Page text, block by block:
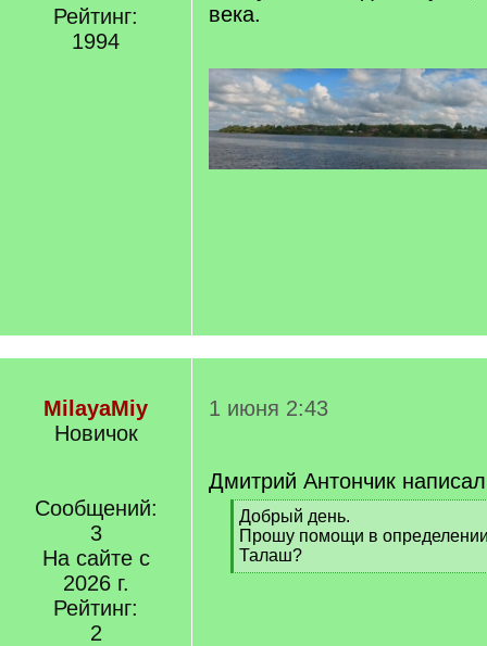
Рейтинг:
1994
века.
MilayaMiy
Новичок
Сообщений:
3
На сайте с
2026 г.
Рейтинг:
2
1 июня 2:43
Дмитрий Антончик
[
q
]
Добрый день.
Прошу помощи в
Талаш?
[